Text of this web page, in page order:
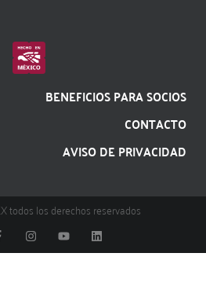
BENEFICIOS PARA SOCIOS
CONTACTO
AVISO DE PRIVACIDAD
todos los derechos reservados